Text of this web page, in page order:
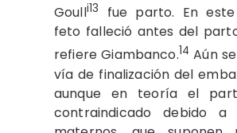
Goulli13
fue parto. En
feto falleció antes del
refiere Giambanco.14 Aún
vía de finalización del
aunque en teoría el
contraindicado debido a